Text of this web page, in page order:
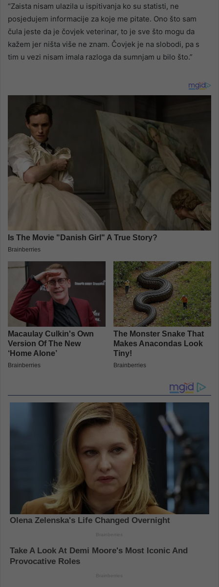
“Zaista nisam ulazila u ispitivanja ko su statisti, ne
posjedujem informacije za koje me pitate. Ono što sam
čula jeste da je čovjek veterinar, to je sve što mogu da
kažem jer ništa više ne znam. Čovjek je na slobodi, pa s
tim u vezi nisam imala razloga da sumnjam u bilo što.”